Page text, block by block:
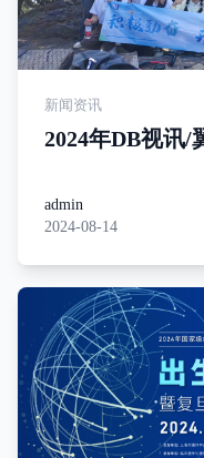
新闻资讯
2024年DB视讯/
admin
2024-08-14